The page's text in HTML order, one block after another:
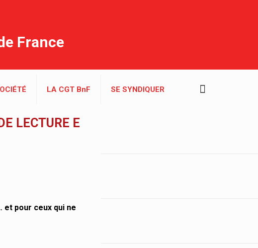
France
LA CGT BnF SE SYNDIQUER
LECTURE E
et pour ceux qui ne